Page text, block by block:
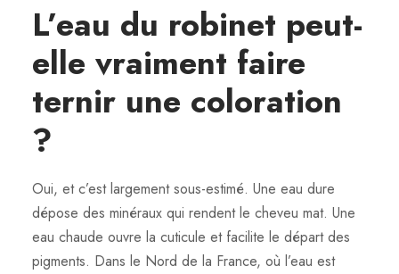
L’eau du robinet peut-
elle vraiment faire
ternir une coloration
?
Oui, et c’est largement sous-estimé. Une eau dure
dépose des minéraux qui rendent le cheveu mat. Une
eau chaude ouvre la cuticule et facilite le départ des
pigments. Dans le Nord de la France, où l’eau est